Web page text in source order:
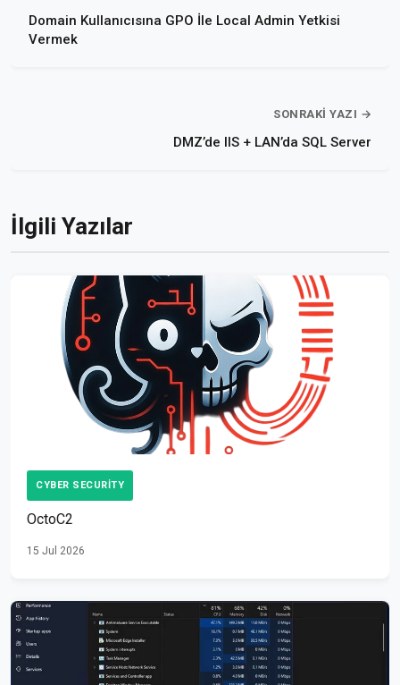
Domain Kullanıcısına GPO İle Local Admin Yetkisi
Vermek
SONRAKI YAZI →
DMZ’de IIS + LAN’da SQL Server
İlgili Yazılar
CYBER SECURITY
OctoC2
15 Jul 2026